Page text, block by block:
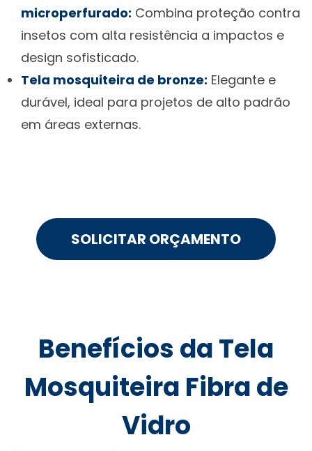
microperfurado: Combina proteção contra
insetos com alta resistência a impactos e
design sofisticado.
Tela mosquiteira de bronze: Elegante e
durável, ideal para projetos de alto padrão
em áreas externas.
SOLICITAR ORÇAMENTO
Benefícios da Tela
Mosquiteira Fibra de
Vidro